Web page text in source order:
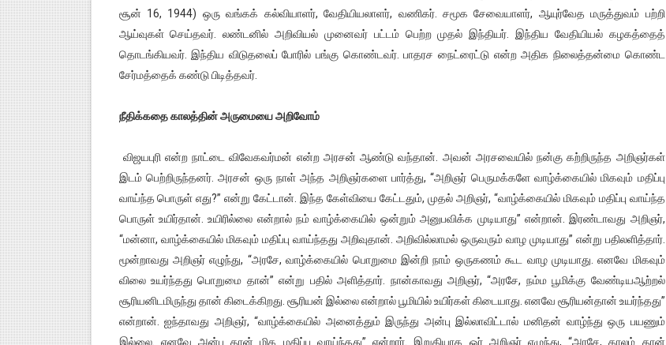
சூன் 16, 1944) ஒரு வங்கக் கல்வியாளர், வேதியியலாளர், வணிகர். சமூக சேவையாளர், ஆயுர்வேத மருத்துவம் பற்றி
ஆய்வுகள் செய்தவர். லண்டனில் அறிவியல் முனைவர் பட்டம் பெற்ற முதல் இந்தியர். இந்திய வேதியியல் கழகத்தைத்
தொடங்கியவர். இந்திய விடுதலைப் போரில் பங்கு கொண்டவர். பாதரச நைட்ரைட்டு என்ற அதிக நிலைத்தன்மை கொண்ட
சேர்மத்தைக் கண்டு பிடித்தவர்.
நீதிக்கதை காலத்தின் அருமையை அறிவோம்
விஜயபுரி என்ற நாட்டை விவேகவர்மன் என்ற அரசன் ஆண்டு வந்தான். அவன் அரசவையில் நன்கு கற்றிருந்த அறிஞர்கள்
இடம் பெற்றிருந்தனர். அரசன் ஒரு நாள் அந்த அறிஞர்களை பார்த்து, “அறிஞர் பெருமக்களே வாழ்க்கையில் மிகவும் மதிப்பு
வாய்ந்த பொருள் எது?” என்று கேட்டான். இந்த கேள்வியை கேட்டதும், முதல் அறிஞர், “வாழ்க்கையில் மிகவும் மதிப்பு வாய்ந்த
பொருள் உயிர்தான். உயிரில்லை என்றால் நம் வாழ்க்கையில் ஒன்றும் அனுபவிக்க முடியாது” என்றான். இரண்டாவது அறிஞர்,
“மன்னா, வாழ்க்கையில் மிகவும் மதிப்பு வாய்ந்தது அறிவுதான். அறிவில்லாமல் ஒருவரும் வாழ முடியாது” என்று பதிலளித்தார்.
மூன்றாவது அறிஞர் எழுந்து, “அரசே, வாழ்க்கையில் பொறுமை இன்றி நாம் ஒருகணம் கூட வாழ முடியாது. எனவே மிகவும்
விலை உயர்ந்தது பொறுமை தான்” என்று பதில் அளித்தார். நான்காவது அறிஞர், “அரசே, நம்ம பூமிக்கு வேண்டியஆற்றல்
சூரியனிடமிருந்து தான் கிடைக்கிறது. சூரியன் இல்லை என்றால் பூமியில் உயிர்கள் கிடையாது. எனவே சூரியன்தான் உயர்ந்தது”
என்றான். ஐந்தாவது அறிஞர், “வாழ்க்கையில் அனைத்தும் இருந்து அன்பு இல்லாவிட்டால் மனிதன் வாழ்ந்து ஒரு பயணும்
இல்லை. எனவே அன்பு தான் மிக மதிப்பு வாய்ந்தது” என்றார். இறுதியாக ஓர் அறிஞர் எழுந்து, “அரசே, காலம் தான்